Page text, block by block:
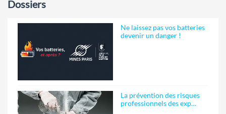
Dossiers
Ne laissez pas vos batteries
devenir un danger !
La prévention des risques
professionnels des exp…